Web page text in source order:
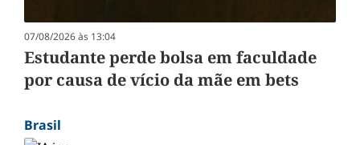
07/08/2026 às 13:04
Estudante perde bolsa em faculdade
por causa de vício da mãe em bets
Brasil